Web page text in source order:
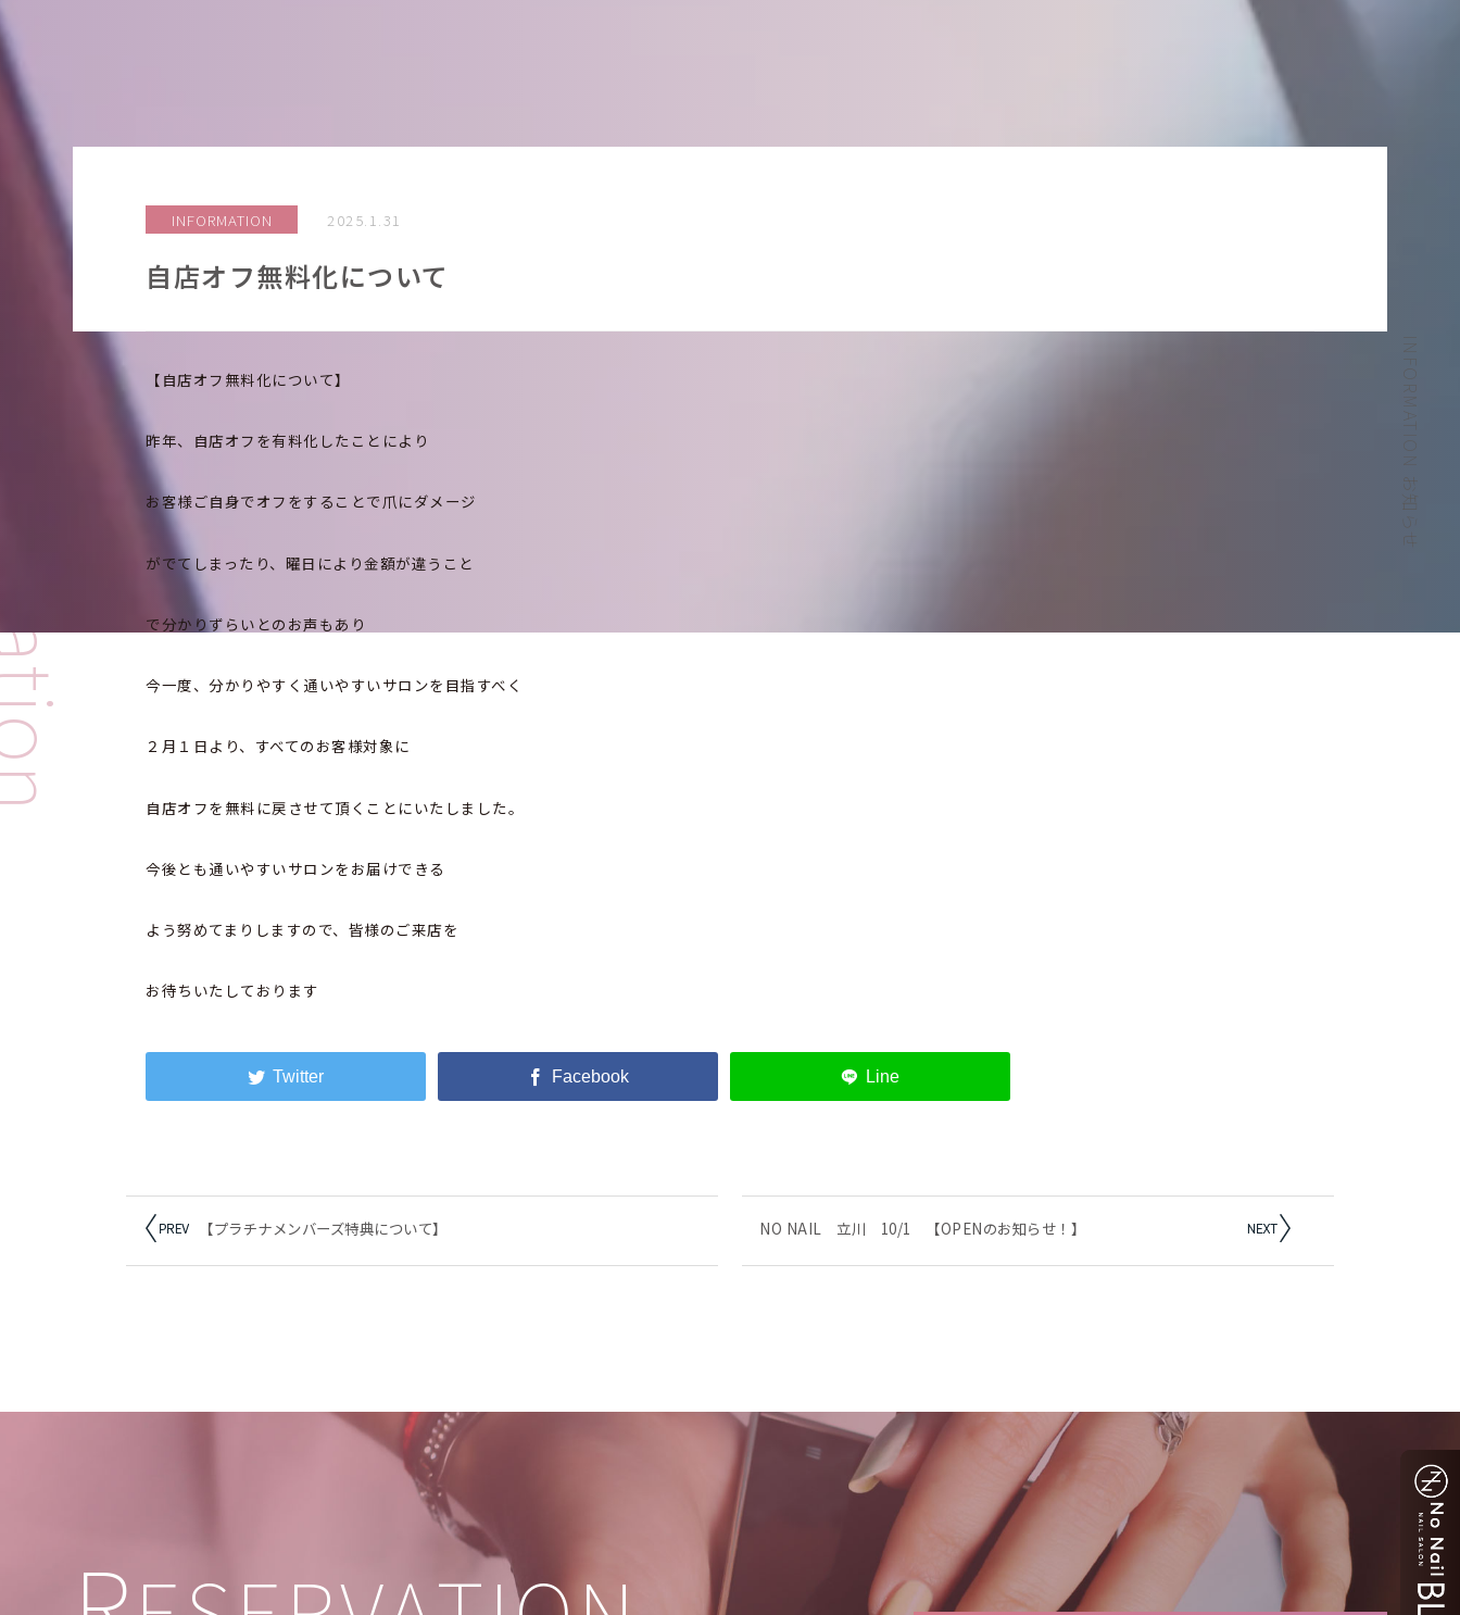
INFORMATION お知らせ
INFORMATION 2025.1.31
自店オフ無料化について
【自店オフ無料化について】
昨年、自店オフを有料化したことにより
お客様ご自身でオフをすることで爪にダメージ
がでてしまったり、曜日により金額が違うこと
で分かりずらいとのお声もあり
今一度、分かりやすく通いやすいサロンを目指すべく
２月１日より、すべてのお客様対象に
自店オフを無料に戻させて頂くことにいたしました。
今後とも通いやすいサロンをお届けできる
よう努めてまりしますので、皆様のご来店を
お待ちいたしております
【プラチナメンバーズ特典について】 NO NAIL 立川 10/1 【OPENのお知らせ！】